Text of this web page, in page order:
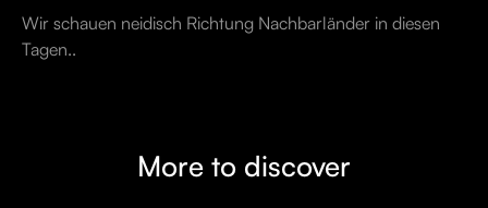
Wir schauen neidisch Richtung Nachbarländer in diesen
Tagen..
More to discover